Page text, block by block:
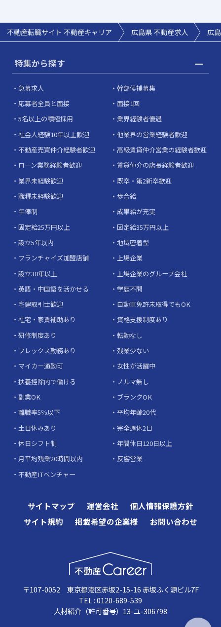
不動産転職サイト 不動産キャリア 広島県 不動産求人 広
特集から探す
急募求人
幹部候補募集
応募者全員と面接
面接1回
5名以上の積極採用
業界経験者優遇
社会人経験10年以上歓迎
他業界の営業経験者歓迎
不動産売買仲介経験者歓迎
高級賃貸仲介営業の経験者歓迎
ローン業務経験者歓迎
賃貸仲介の店長経験者歓迎
業界未経験歓迎
既卒・第2新卒歓迎
職種未経験歓迎
歩合給
年俸制
成果給が充実
固定給25万円以上
固定給35万円以上
設立5年以内
地域密着型
フランチャイズ加盟店舗
上場企業
設立30年以上
上場企業のグループ会社
英語・中国語を活かせる
学歴不問
宅建取引士歓迎
自動車免許未取得でもOK
社宅・家賃補助あり
資格支援制度あり
研修制度あり
転勤なし
フレックス勤務あり
残業少ない
マイカー通勤可
女性が活躍中
扶養控除内で働ける
ノルマ無し
副業OK
ブランクOK
離職率5％以下
平均年齢20代
土日休みあり
完全週休2日
休日シフト制
年間休日120日以上
月平均残業20時間以内
反響営業
不動産ITベンチャー
サイトマップ 運営会社
個人情報保護方針
サイト規約
掲載希望の企業様 お問い合わせ
〒107-0052 東京都港区赤坂2-15-16 赤坂ふく源ビル7F
TEL : 0120-689-539
人材紹介（許可番号）13-ユ-306798